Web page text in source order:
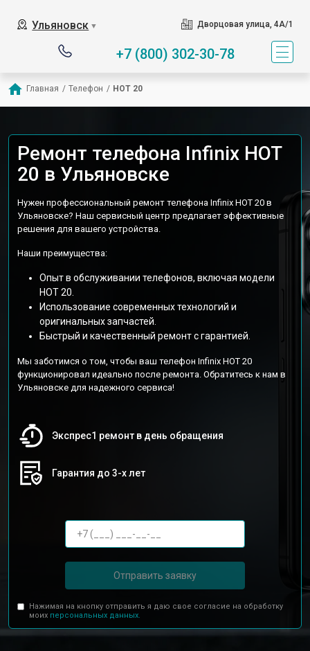
Ульяновск ▼ Дворцовая улица, 4А/1
+7 (800) 302-30-78
Главная / Телефон / HOT 20
Ремонт телефона Infinix HOT
20 в Ульяновске
Нужен профессиональный ремонт телефона Infinix HOT 20 в
Ульяновске? Наш сервисный центр предлагает эффективные
решения для вашего устройства.
Наши преимущества:
Опыт в обслуживании телефонов, включая модели
HOT 20.
Использование современных технологий и
оригинальных запчастей.
Быстрый и качественный ремонт с гарантией.
Мы заботимся о том, чтобы ваш телефон Infinix HOT 20
функционировал идеально после ремонта. Обратитесь к нам в
Ульяновске для надежного сервиса!
Экспрес1 ремонт в день обращения
Гарантия до 3-х лет
Отправить заявку
Нажимая на кнопку отправить я даю свое согласие на обработку
моих персональных данных.